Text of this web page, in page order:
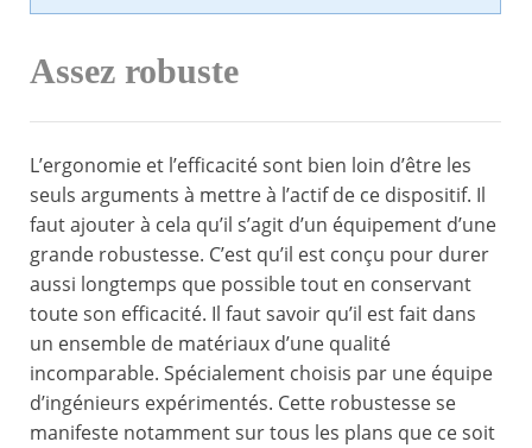
Assez robuste
L’ergonomie et l’efficacité sont bien loin d’être les
seuls arguments à mettre à l’actif de ce dispositif. Il
faut ajouter à cela qu’il s’agit d’un équipement d’une
grande robustesse. C’est qu’il est conçu pour durer
aussi longtemps que possible tout en conservant
toute son efficacité. Il faut savoir qu’il est fait dans
un ensemble de matériaux d’une qualité
incomparable. Spécialement choisis par une équipe
d’ingénieurs expérimentés. Cette robustesse se
manifeste notamment sur tous les plans que ce soit